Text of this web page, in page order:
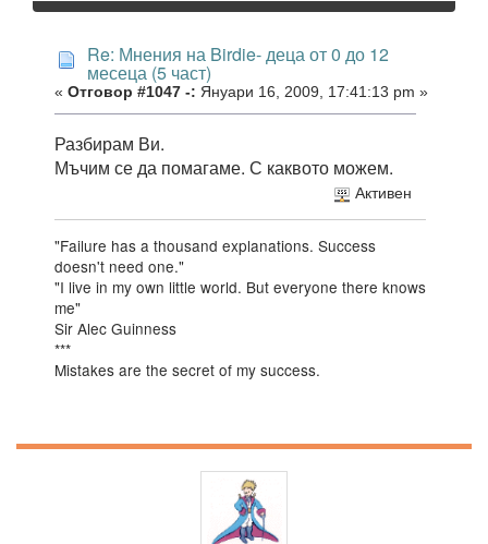
Re: Мнения на Birdie- деца от 0 до 12
месеца (5 част)
« Отговор #1047 -: Януари 16, 2009, 17:41:13 pm »
Разбирам Ви.
Мъчим се да помагаме. С каквото можем.
Активен
"Failure has a thousand explanations. Success
doesn't need one."
"I live in my own little world. But everyone there knows
me"
Sir Alec Guinness
***
Mistakes are the secret of my success.